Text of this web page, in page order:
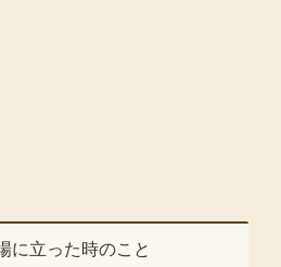
に立った時のこと